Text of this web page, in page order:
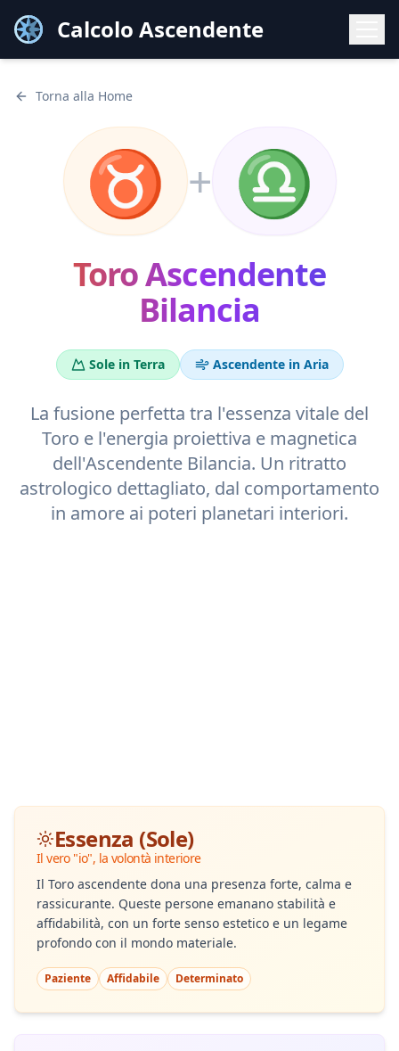
Calcolo Ascendente
Torna alla Home
♉ + ♎
ToroAscendente
Bilancia
Sole in Terra Ascendente in Aria
La fusione perfetta tra l'essenza vitale del
Toro e l'energia proiettiva e magnetica
dell'Ascendente Bilancia. Un ritratto
astrologico dettagliato, dal comportamento
in amore ai poteri planetari interiori.
Essenza (Sole)
Il vero "io", la volontà interiore
Il Toro ascendente dona una presenza forte, calma e
rassicurante. Queste persone emanano stabilità e
affidabilità, con un forte senso estetico e un legame
profondo con il mondo materiale.
Paziente Affidabile Determinato